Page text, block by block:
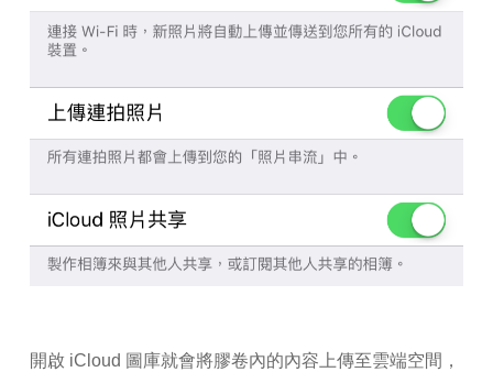
開啟 iCloud 圖庫就會將膠卷內的內容上傳至雲端空間，